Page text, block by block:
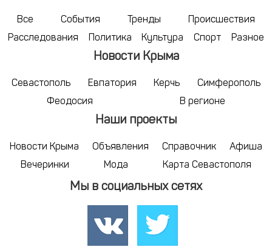
Все События Тренды
Происшествия
Расследования
Политика Культура Спорт Разное
Новости Крыма
Севастополь Евпатория Керчь
Симферополь
Феодосия
В регионе
Наши проекты
Новости Крыма Объявления Справочник
Афиша
Вечеринки
Мода Карта Севастополя
Мы в социальных сетях